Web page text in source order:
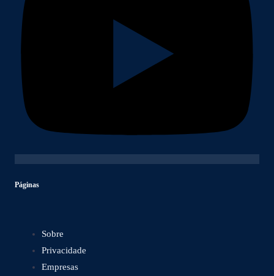
Páginas
Sobre
Privacidade
Empresas